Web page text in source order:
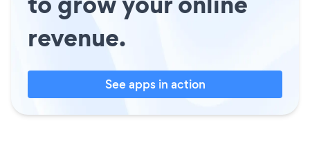
revenue.
See apps in action